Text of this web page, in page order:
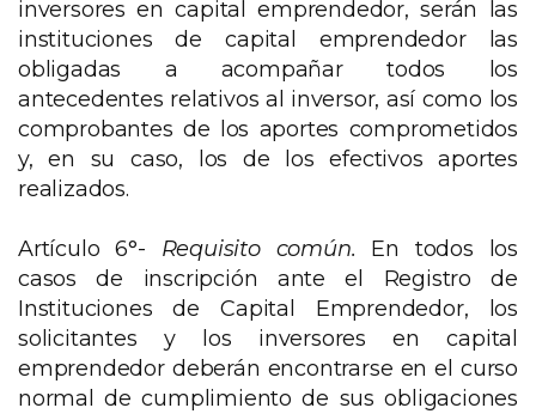
inversores en capital emprendedor, serán las
instituciones de capital emprendedor las
obligadas a acompañar todos los
antecedentes relativos al inversor, así como los
comprobantes de los aportes comprometidos
y, en su caso, los de los efectivos aportes
realizados.
Artículo 6°- Requisito común. En todos los
casos de inscripción ante el Registro de
Instituciones de Capital Emprendedor, los
solicitantes y los inversores en capital
emprendedor deberán encontrarse en el curso
normal de cumplimiento de sus obligaciones